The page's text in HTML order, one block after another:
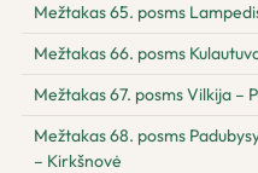
Mežtakas 65. posms
Mežtakas 66. posms
Mežtakas 67. posms Vilkija –
Mežtakas 68. posms
– Kirkšnovė